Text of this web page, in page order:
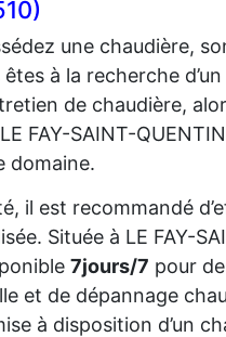
une chaudière,
à la recherche d’un
de chaudière,
FAY-SAINT-
domaine.
il est recommandé
Située à LE FAY-
7jours/7 pour
et de dépannage
à disposition d’un